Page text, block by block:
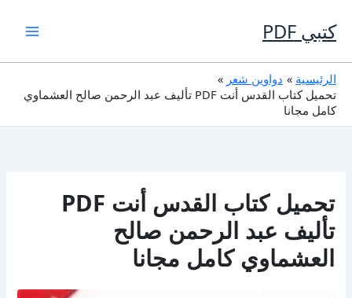
إلى
المحتوى
كتبي PDF
الرئيسية
دواوين شعر
تحميل كتاب القدس أنت PDF تأليف عبد الرحمن صالح العشماوي
كامل مجانا
تحميل كتاب القدس أنت PDF
تأليف عبد الرحمن صالح
العشماوي كامل مجانا